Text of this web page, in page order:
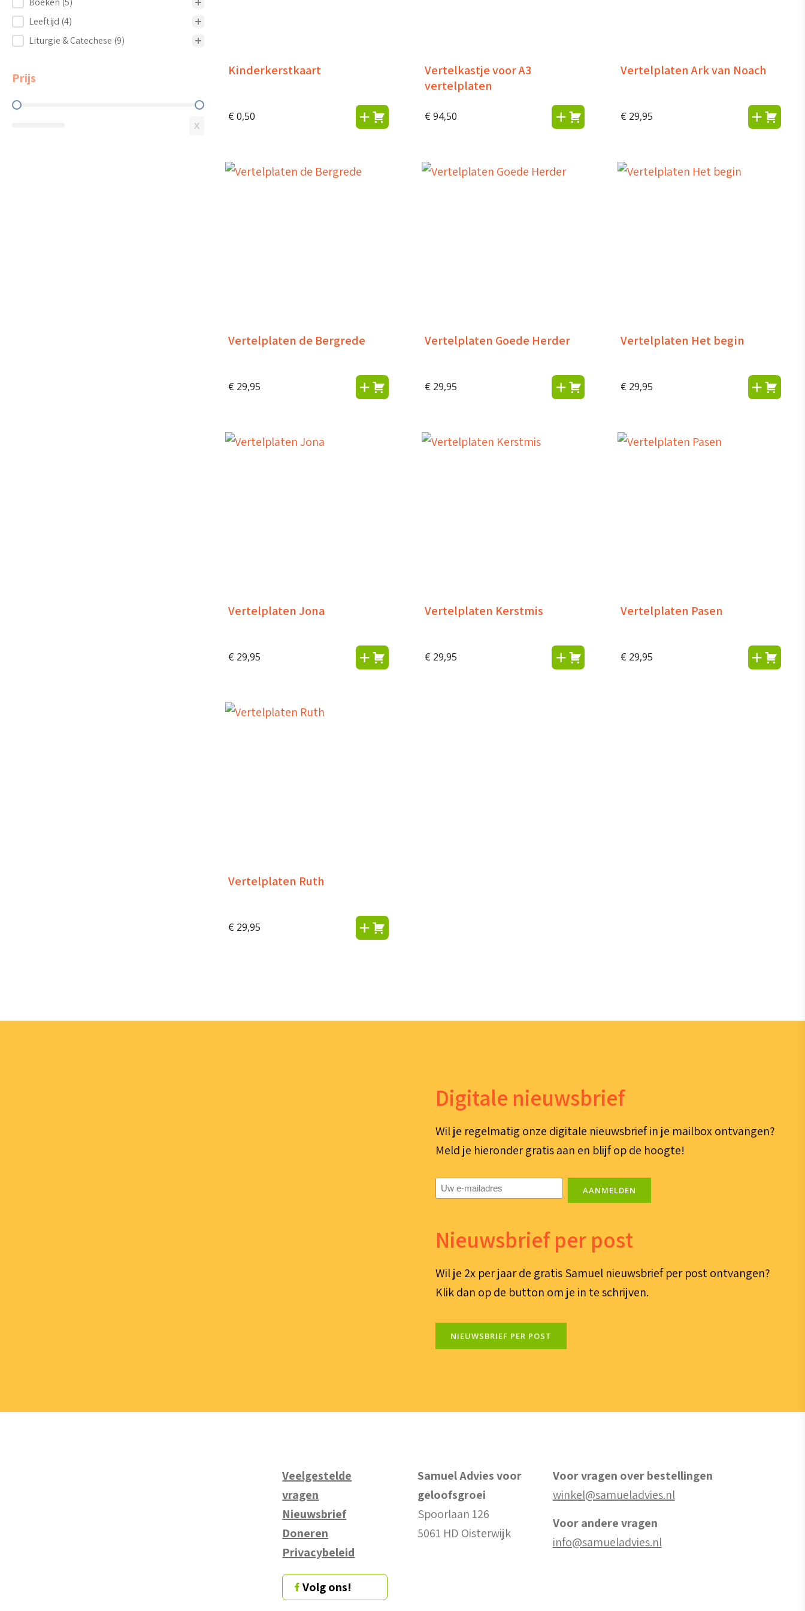
Leeftijd (4)
Liturgie & Catechese (9)
Prijs
Prijs
X
Kinderkerstkaart
€ 0,50
Vertelkastje voor A3
vertelplaten
€ 94,50
Vertelplaten Ark van Noach
€ 29,95
Vertelplaten de Bergrede
€ 29,95
Vertelplaten Goede Herder
€ 29,95
Vertelplaten Het begin
€ 29,95
Vertelplaten Jona
€ 29,95
Vertelplaten Kerstmis
€ 29,95
Vertelplaten Pasen
€ 29,95
Vertelplaten Ruth
€ 29,95
Digitale nieuwsbrief
Wil je regelmatig onze digitale nieuwsbrief in je mailbox ontvangen?
Meld je hieronder gratis aan en blijf op de hoogte!
E-
mailadres(Vereist)
AANMELDEN
Nieuwsbrief per post
Wil je 2x per jaar de gratis Samuel nieuwsbrief per post ontvangen?
Klik dan op de button om je in te schrijven.
NIEUWSBRIEF PER POST
Veelgestelde
vragen
Nieuwsbrief
Doneren
Privacybeleid
Volg ons!
Samuel Advies voor
geloofsgroei
Spoorlaan 126
5061 HD Oisterwijk
Voor vragen over bestellingen
winkel@samueladvies.nl
Voor andere vragen
info@samueladvies.nl